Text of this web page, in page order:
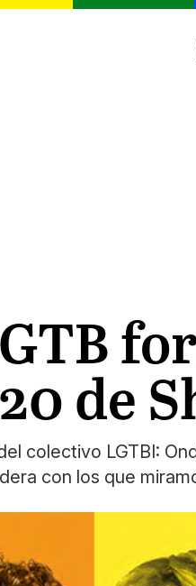
de
colectivo LGTBI:
con los que